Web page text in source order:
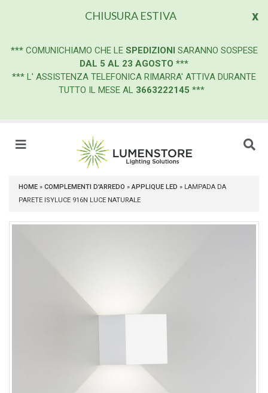
x
CHIUSURA ESTIVA
*** COMUNICHIAMO CHE LE SPEDIZIONI SARANNO SOSPESE
DAL 5 AL 23 AGOSTO ***
*** L' ASSISTENZA TELEFONICA RIMARRA' ATTIVA DURANTE
TUTTO IL MESE AL 3663222145 ***
HOME » COMPLEMENTI D'ARREDO »APPLIQUE LED » LAMPADA DA
PARETE ISYLUCE 916N LUCE NATURALE